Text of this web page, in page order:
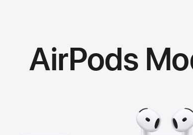
AirPods